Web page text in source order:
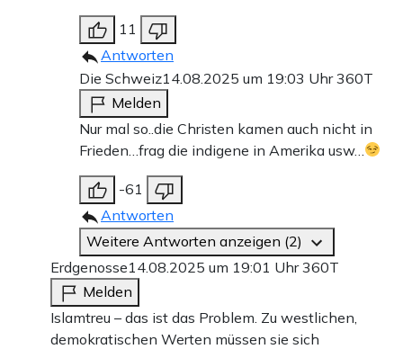
11
Antworten
Die Schweiz14.08.2025 um 19:03 Uhr360T
Melden
Nur mal so..die Christen kamen auch nicht in
Frieden…frag die indigene in Amerika usw…
-61
Antworten
Weitere Antworten anzeigen (2)
Erdgenosse14.08.2025 um 19:01 Uhr360T
Melden
Islamtreu – das ist das Problem. Zu westlichen,
demokratischen Werten müssen sie sich